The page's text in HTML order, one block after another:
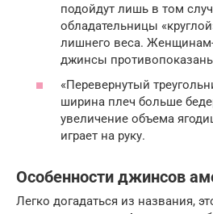
подойдут лишь в том
обладательницы
лишнего веса.
джинсы
«Перевернутый
ширина плеч больше
увеличение объема
играет на руку.
Особенности джинсов
Легко догадаться из названия,